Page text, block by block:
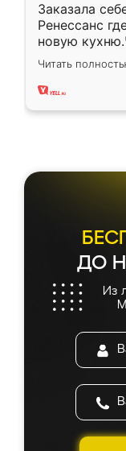
Заказала
Ренессанс
новую
вполне
два года,
Читать
ДО
Из